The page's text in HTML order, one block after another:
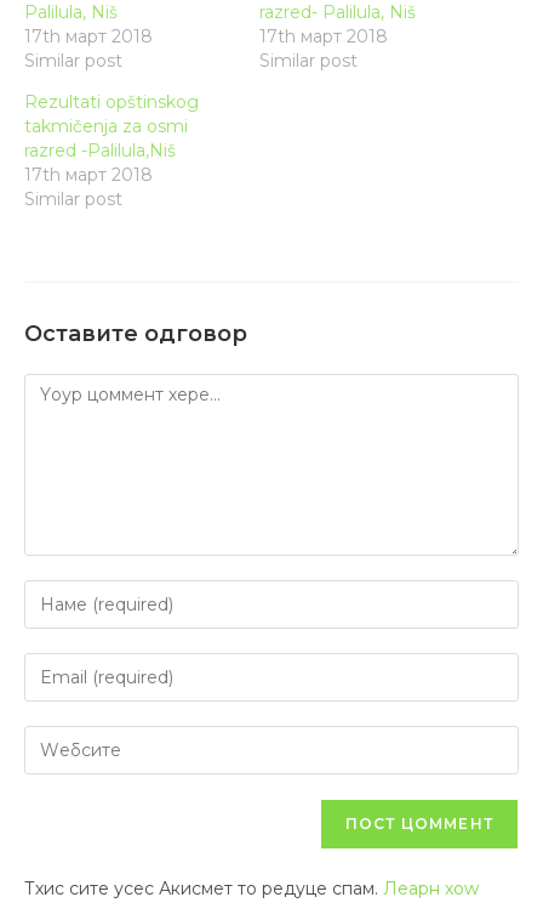
Palilula, Niš
17th март 2018
Similar post
razred- Palilula, Niš
17th март 2018
Similar post
Rezultati opštinskog
takmičenja za osmi
razred -Palilula,Niš
17th март 2018
Similar post
Оставите одговор
Тхис сите усес Акисмет то редуце спам. Леарн хоw